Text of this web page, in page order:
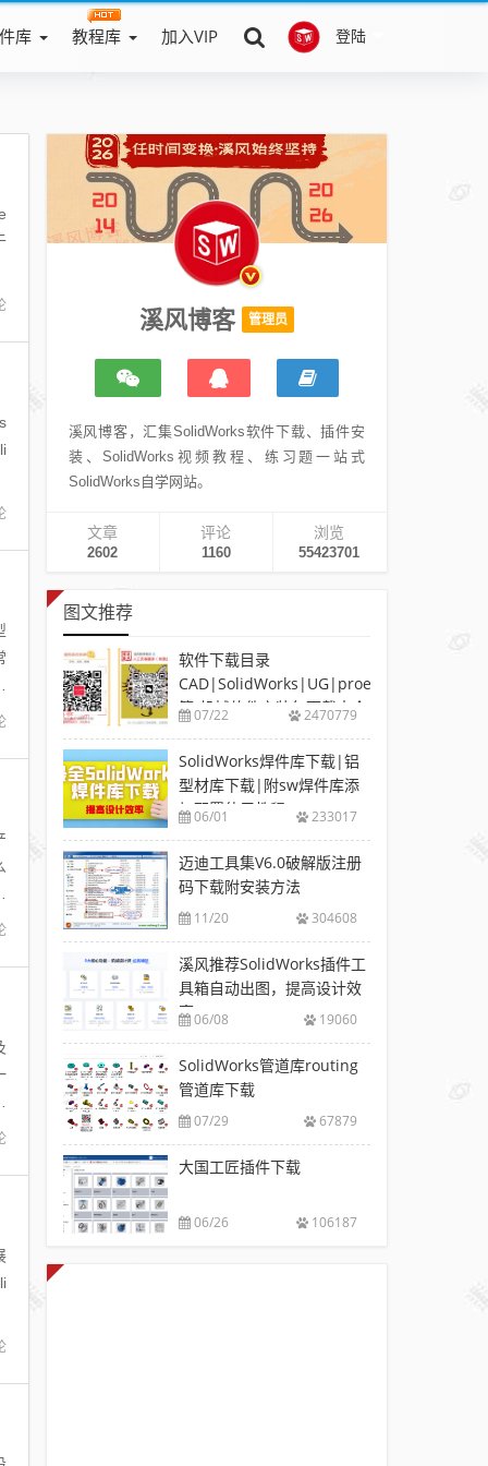
登陆
库 教程库 加入VIP
溪风博客 管理员
溪风博客，汇集SolidWorks软件下载、插件安
装、SolidWorks视频教程、练习题一站式
SolidWorks自学网站。
文章
2602
评论
1160
浏览
55423701
图文推荐
软件下载目录
CAD|SolidWorks|UG|proe
等-机械软件安装包下载大全
07/22 2470779
SolidWorks焊件库下载|铝
型材库下载|附sw焊件库添
加配置使用教程
06/01 233017
迈迪工具集V6.0破解版注册
码下载附安装方法
11/20 304608
溪风推荐SolidWorks插件工
具箱自动出图，提高设计效
率06/08 19060
SolidWorks管道库routing
管道库下载
07/29 67879
大国工匠插件下载
06/26 106187